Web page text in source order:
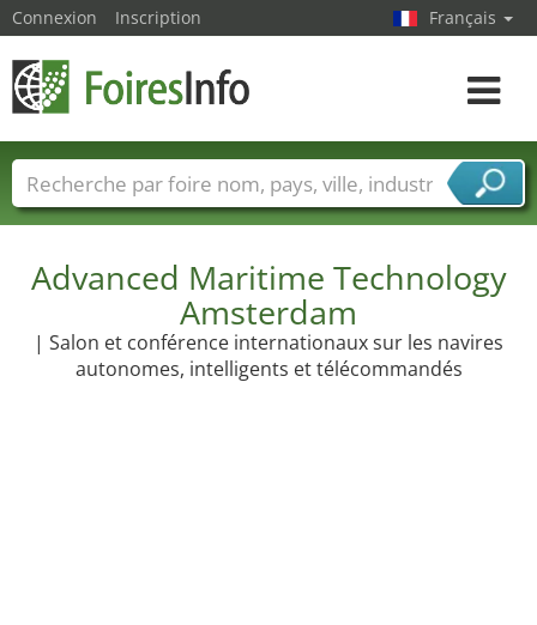
Advanced Maritime Technology
Amsterdam
| Salon et conférence internationaux sur les navires
autonomes, intelligents et télécommandés
Connexion Inscription Français
Toggle
Foire noms Pays Villes
Secteurs de foire